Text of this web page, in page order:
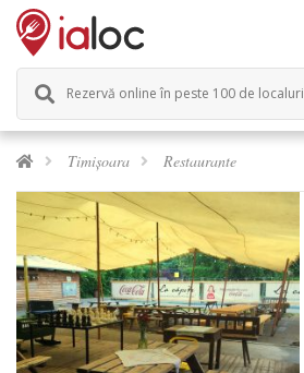
Rezervă online în peste 100 de localuri
Timișoara Restaurante